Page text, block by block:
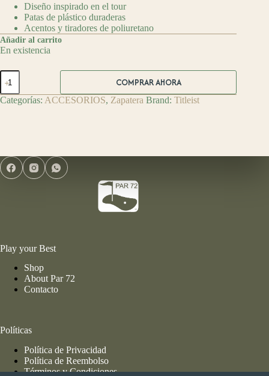
Diseño inspirado en el tour
Patas de plástico duraderas
Acentos y tiradores de poliuretano
Añadir al carrito
En existencia
Titleist
Bolsa
Zapatera
de
COMPRAR AHORA
Categorías: ACCESORIOS, Zapatera Brand: Titleist
Play your Best
Shop
About Par 72
Contacto
Políticas
Política de Privacidad
Política de Reembolso
Términos y Condiciones